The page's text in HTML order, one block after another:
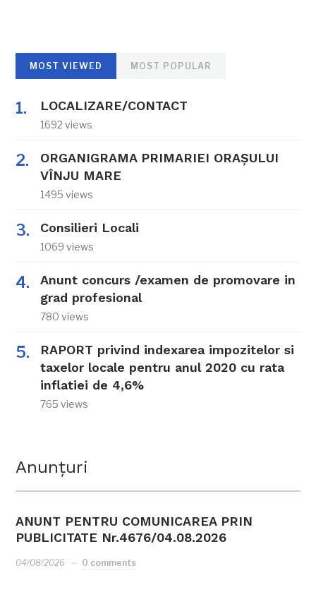
MOST VIEWED MOST POPULAR
LOCALIZARE/CONTACT
1692 views
ORGANIGRAMA PRIMARIEI ORAŞULUI
VÎNJU MARE
1495 views
Consilieri Locali
1069 views
Anunt concurs /examen de promovare in
grad profesional
780 views
RAPORT privind indexarea impozitelor si
taxelor locale pentru anul 2020 cu rata
inflatiei de 4,6%
765 views
Anunțuri
ANUNT PENTRU COMUNICAREA PRIN
PUBLICITATE Nr.4676/04.08.2026
04/08/2026 0 comments